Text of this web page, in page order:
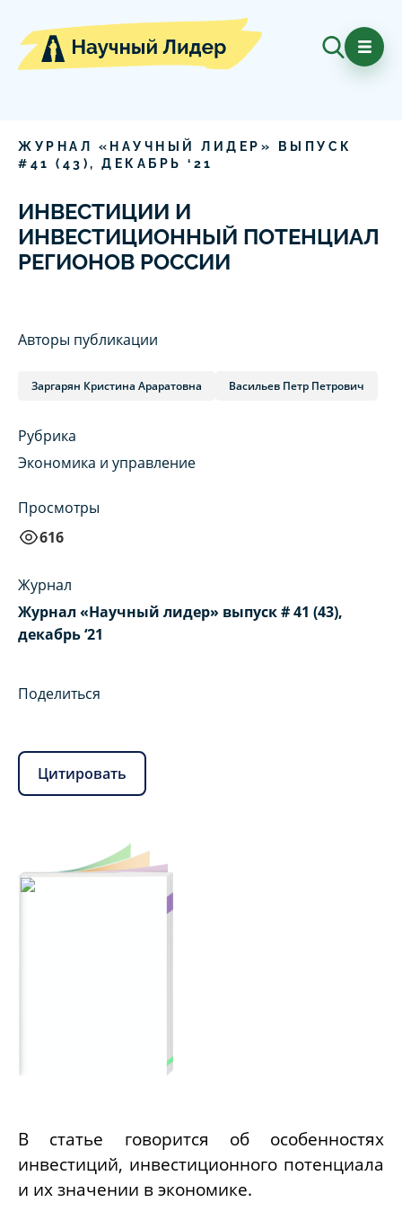
ЖУРНАЛ «НАУЧНЫЙ ЛИДЕР» ВЫПУСК
# 41 ( 43 ), ДЕКАБРЬ ‘ 21
ИНВЕСТИЦИИ И
ИНВЕСТИЦИОННЫЙ ПОТЕНЦИАЛ
РЕГИОНОВ РОССИИ
Авторы публикации
Заргарян Кристина Араратовна Васильев Петр Петрович
Рубрика
Экономика и управление
Просмотры
616
Журнал
Журнал «Научный лидер» выпуск # 41 (43),
декабрь ‘21
Поделиться
Цитировать
В статье говорится об особенностях
инвестиций, инвестиционного потенциала
и их значении в экономике.